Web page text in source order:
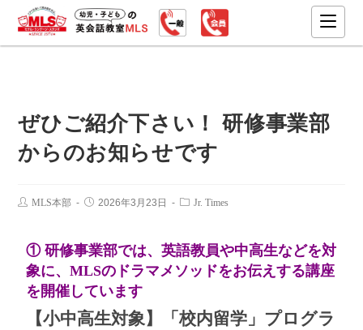
ぜひご紹介下さい！ 研修事業部
からのお知らせです
MLS本部 2026年3月23日 Jr. Times
① 研修事業部では、英語教員や中高生などを対
象に、MLSのドラマメソッドをお伝えする講座
を開催しています
【小中高生対象】「校内留学」プログラ